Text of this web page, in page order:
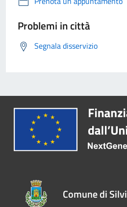
Problemi in città
Segnala disservizio
Comune di Silvi